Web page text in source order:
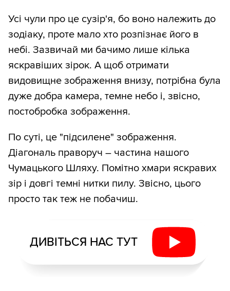
Усі чули про це сузір'я, бо воно належить до
зодіаку, проте мало хто розпізнає його в
небі. Зазвичай ми бачимо лише кілька
яскравіших зірок. А щоб отримати
видовищне зображення внизу, потрібна була
дуже добра камера, темне небо і, звісно,
постобробка зображення.
По суті, це "підсилене" зображення.
Діагональ праворуч – частина нашого
Чумацького Шляху. Помітно хмари яскравих
зір і довгі темні нитки пилу. Звісно, цього
просто так теж не побачиш.
ДИВІТЬСЯ НАС ТУТ